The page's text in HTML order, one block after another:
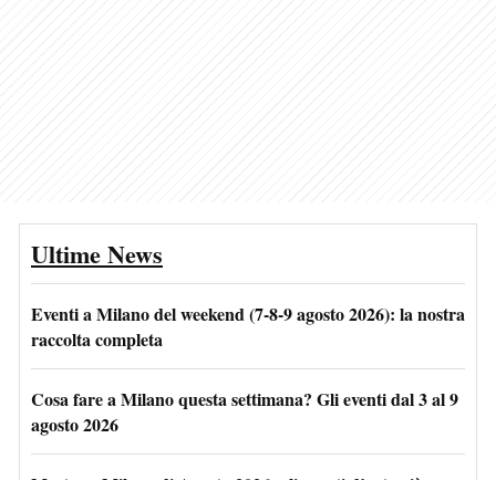
Ultime News
Eventi a Milano del weekend (7-8-9 agosto 2026): la nostra
raccolta completa
Cosa fare a Milano questa settimana? Gli eventi dal 3 al 9
agosto 2026